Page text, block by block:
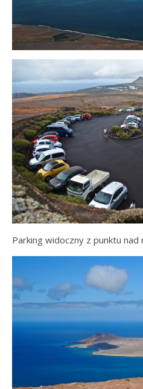
Parking widoczny z punktu nad